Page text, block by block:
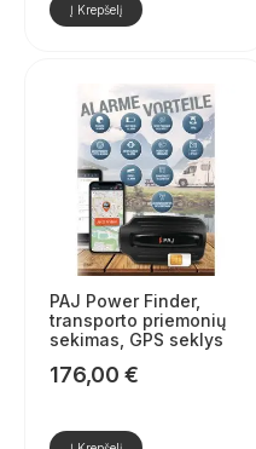
Į Krepšelį
PAJ Power Finder,
transporto priemonių
sekimas, GPS seklys
176,00 €